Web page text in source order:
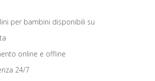
per bambini disponibili su
online e offline
24/7